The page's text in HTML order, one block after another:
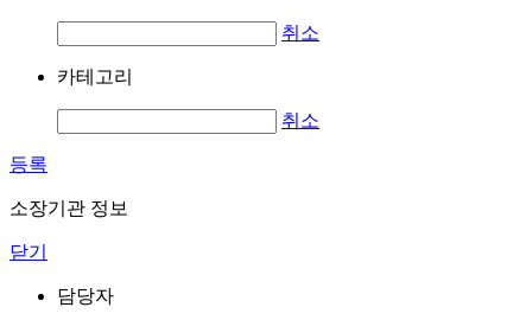
취소
카테고리
취소
등록
소장기관 정보
닫기
담당자